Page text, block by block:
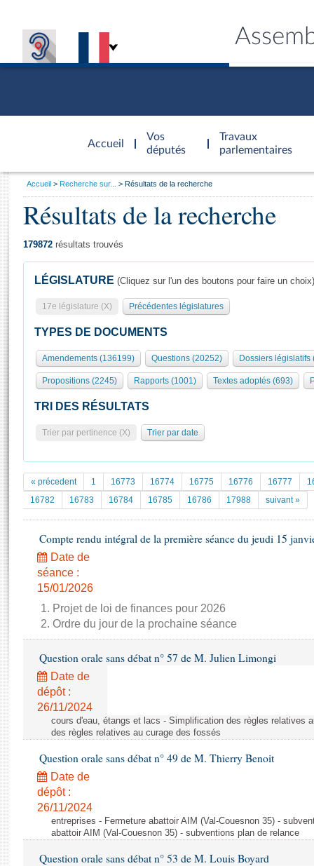
Accueil
d'accueil
Vos
députés
Travaux
parlementaires
Présidence
577 députés
Groupes politiques
Séance publique
Commissions et autres organes
Europe et International
Pétitions
Documents parlementaires
Projets de loi
Propositions de loi
Amendements
Textes adoptés
Rapports d'information
Rapports d'enquête
Rapports sur l'application des lois
Baromètre de l’application des lois
Dossiers législatifs
Budget et sécurité sociale
Questions écrites et orales
Comptes rendus des débats
Général
Rôle et pouvoirs de l'Assemblée
Organisation de l'Assemblée
Présidence Conférence des Présidents Bureau Collège des
Statistiques et chiffres clés
Documents de référence
( Constitution | Règlement de l'Assemblée ... )
Histoire
Juniors
Anciennes législatures
Liens vers les sites publics
Visiter l'Assemblée
Visite virtuelle du palais Bourbon
Assister à une séance
La Bibliothèque
Les archives
Photos libres de droit
Vous
Accueil Recherche sur... Résultats de la recherche
Résultats de la recherche
179872 résultats trouvés
LÉGISLATURE (Cliquez sur l'un des boutons pour faire un choix)
17e législature (X) Précédentes législatures
TYPES DE DOCUMENTS
Amendements (136199) Questions (20252) Dossiers législatifs
Propositions (2245) Rapports (1001) Textes adoptés (693)
TRI DES RÉSULTATS
Trier par pertinence (X) Trier par date
« précedent 1 16773 16774 16775 16776 16777
16782
16783 16784 16785 16786 17988 suivant »
Compte rendu intégral de la première séance du jeudi 15
Date de
séance :
15/01/2026
1. Projet de loi de finances pour 2026
2. Ordre du jour de la prochaine séance
Question orale sans débat n° 57 de M. Julien Limongi
Date de
dépôt :
26/11/2024
cours d'eau, étangs et lacs - Simplification des règles relatives
des règles relatives au curage des fossés
Question orale sans débat n° 49 de M. Thierry Benoit
Date de
dépôt :
26/11/2024
entreprises - Fermeture abattoir AIM (Val-Couesnon 35) -
abattoir AIM (Val-Couesnon 35) - subventions plan de relance
Question orale sans débat n° 53 de M. Louis Boyard